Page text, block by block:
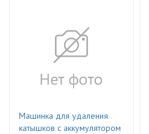
Машинка для удаления
катышков с аккумулятором